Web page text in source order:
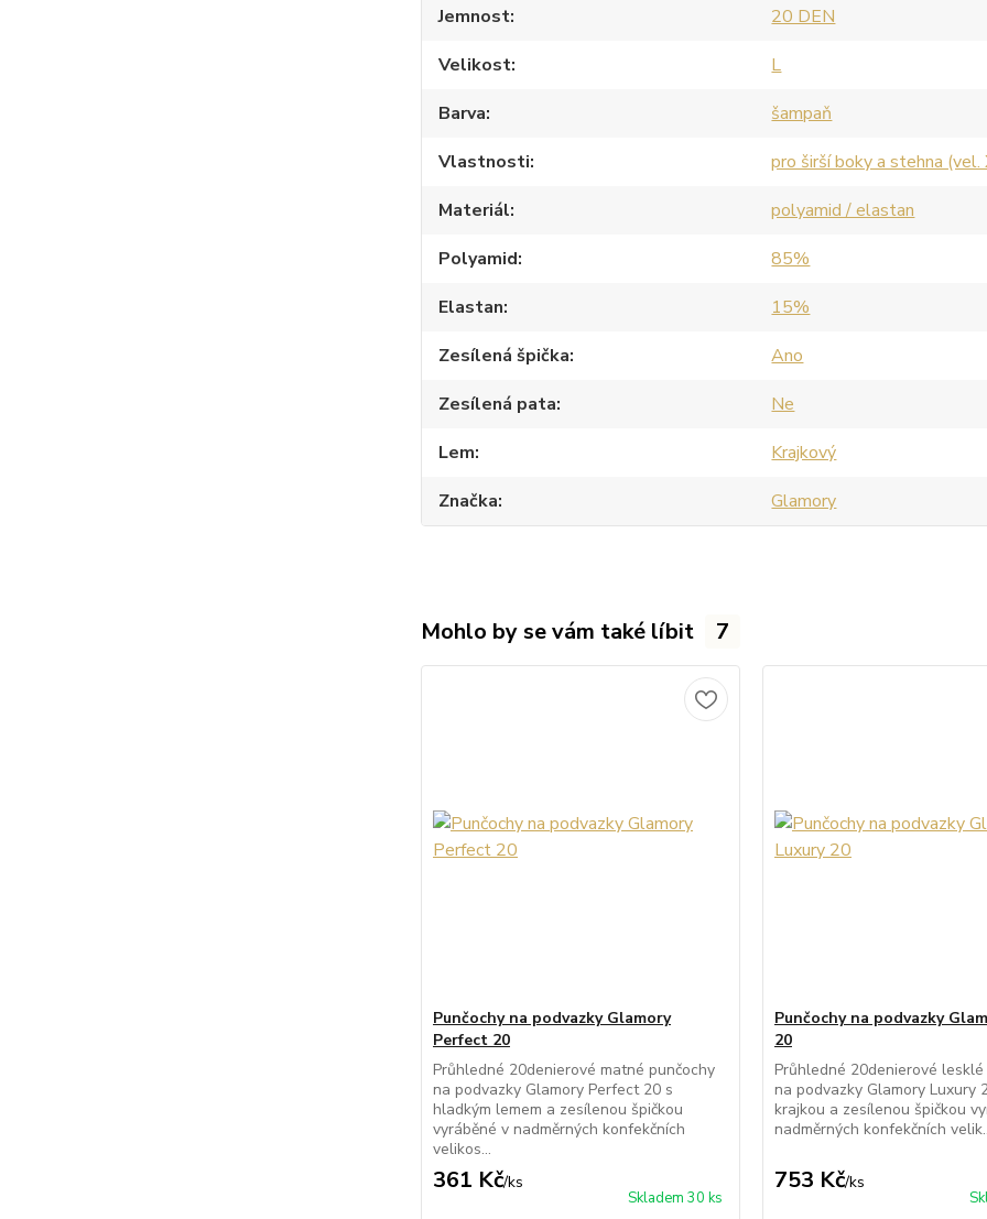
Jemnost
20 DEN
Velikost
L
Barva
šampaň
Vlastnosti
pro širší boky a stehna (vel.
Materiál
polyamid / elastan
Polyamid
85%
Elastan
15%
Zesílená špička
Ano
Zesílená pata
Ne
Lem
Krajkový
Značka
Glamory
Mohlo by se vám také líbit 7
Punčochy na podvazky Glamory
Perfect 20
Průhledné 20denierové matné punčochy
na podvazky Glamory Perfect 20 s
hladkým lemem a zesílenou špičkou
vyráběné v nadměrných konfekčních
velikos...
361 Kč/ks
Skladem 30 ks
Punčochy na podvazky
20
Průhledné 20denierové
na podvazky Glamory Luxury
krajkou a zesílenou špičkou
nadměrných konfekčních
753 Kč/ks